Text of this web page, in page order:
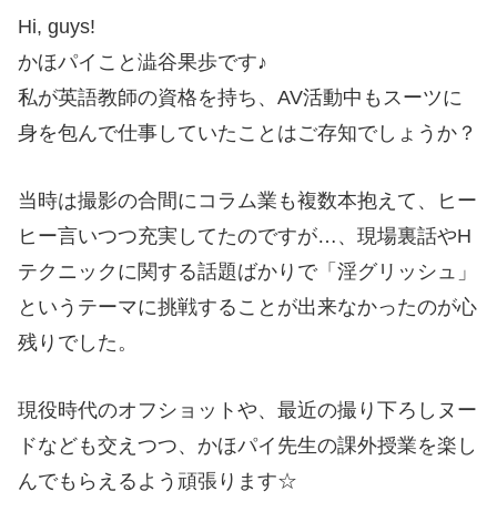
Hi, guys!
かほパイこと澁谷果歩です♪
私が英語教師の資格を持ち、 AV活動中もスーツに
身を包んで仕事していたことはご存知でしょうか？
当時は撮影の合間にコラム業も複数本抱えて、ヒー
ヒー言いつつ充実してたのですが… 、現場裏話やH
テクニックに関する話題ばかりで「淫グリッシュ」
というテーマに挑戦することが出来なかったのが心
残りでした。
現役時代のオフショットや、最近の撮り下ろしヌー
ドなども交えつつ、かほパイ先生の課外授業を楽し
んでもらえるよう頑張ります☆